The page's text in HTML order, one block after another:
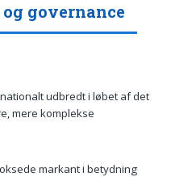
governance
udbredt i løbet af det
mere komplekse
markant i betydning